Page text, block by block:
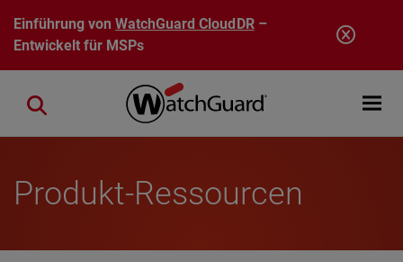
Direkt zum Inhalt
Einführung vonWatchGuard CloudDR–
Entwickelt für MSPs
Open
Close search
Produkt-Ressourcen